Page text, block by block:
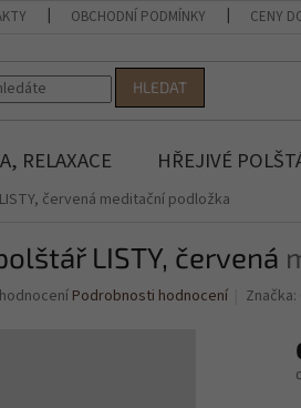
OBCHODNÍ PODMÍNKY CENY
HLEDAT
RELAXACE HŘEJIVÉ
červená meditační podložka
LISTY, červená
Podrobnosti hodnocení Značka: